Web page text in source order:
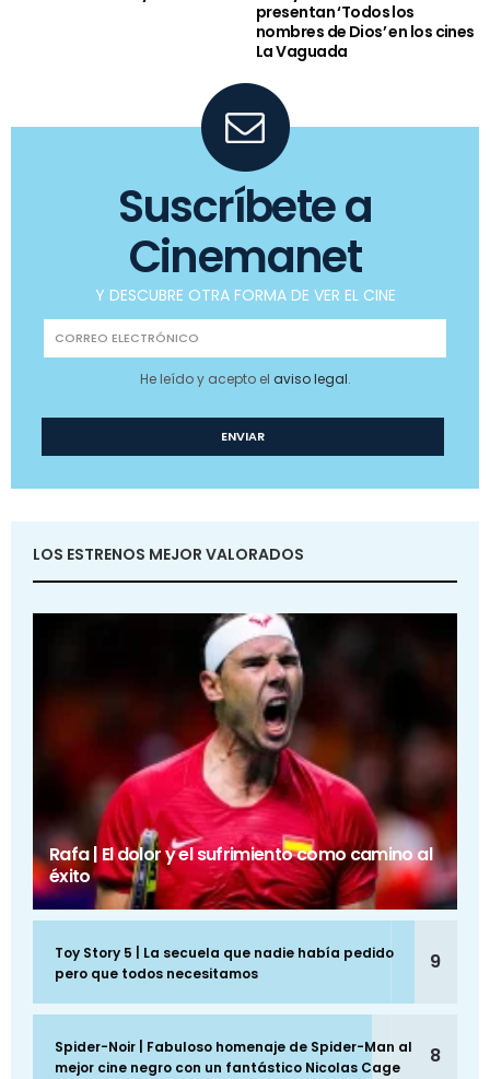
presentan ‘Todos los
nombres de Dios’ en los cines
La Vaguada
Suscríbete a
Cinemanet
Y DESCUBRE OTRA FORMA DE VER EL CINE
He leído y acepto el aviso legal.
LOS ESTRENOS MEJOR VALORADOS
Rafa | El dolor y el sufrimiento como camino al
éxito
Toy Story 5 | La secuela que nadie había pedido
pero que todos necesitamos
9
Spider-Noir | Fabuloso homenaje de Spider-Man al
mejor cine negro con un fantástico Nicolas Cage
8